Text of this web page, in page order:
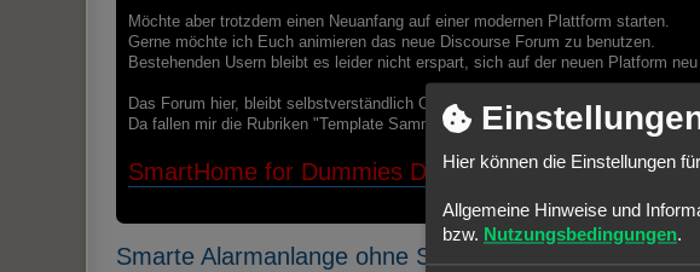
Möchte aber trotzdem einen Neuanfang auf einer modernen Plattform starten.
Gerne möchte ich Euch animieren das neue Discourse Forum zu benutzen.
Bestehenden Usern bleibt es leider nicht erspart, sich auf der neuen Platform
Das Forum hier, bleibt selbstverständlich Online. Ich würde versuchen einiges
Da fallen mir die Rubriken "Template Sammlungen" oder "Best Practice
SmartHome for Dummies Discourse Platform
Smarte Alarmanlange ohne Smarthome?
Hier können die Einstellungen
Allgemeine Hinweise und
bzw. Nutzungsbedingungen.